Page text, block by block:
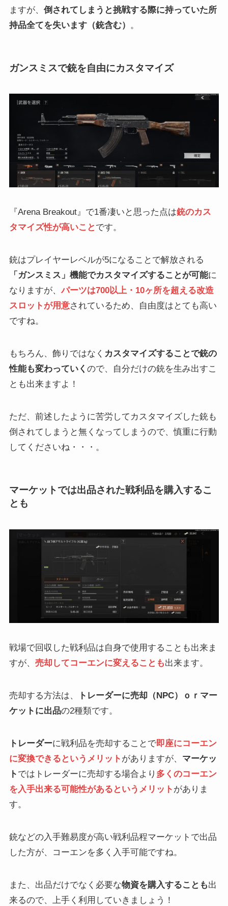
ますが、 倒されてしまうと挑戦する際に持っていた所
持品全てを失います（銃含む）
。
ガンスミスで銃を自由にカスタマイズ
『Arena Breakout』で1番凄いと思った点は銃のカス
タマイズ性が高いこと です。
銃はプレイヤーレベルが5になることで解放される
「ガンスミス」機能でカスタマイズすることが可能に
なりますが、パーツは700以上・10ヶ所を超える改造
スロットが用意されているため、自由度はとても高い
ですね。
もちろん、飾りではなく カスタマイズすることで銃の
性能も変わっていく ので、自分だけの銃を生み出すこ
とも出来ますよ！
ただ、前述したように苦労してカスタマイズした銃も
倒されてしまうと無くなってしまうので、慎重に行動
してくださいね・・・。
マーケットでは出品された戦利品を購入するこ
とも
戦場で回収した戦利品は自身で使用することも出来ま
すが、 売却してコーエンに変えることも出来ます。
売却する方法は、
トレーダーに売却（NPC）ｏｒマー
ケットに出品の2種類です。
トレーダーに戦利品を売却することで即座にコーエン
に変換できるというメリット がありますが、 マーケッ
ト ではトレーダーに売却する場合より 多くのコーエン
を入手出来る可能性があるというメリット がありま
す。
銃などの入手難易度が高い戦利品程マーケットで出品
した方が、コーエンを多く入手可能ですね。
また、出品だけでなく必要な物資を購入することも出
来るので、上手く利用していきましょう！